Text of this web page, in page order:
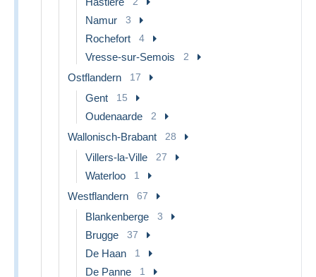
Namur 3
Rochefort 4
Vresse-sur-Semois 2
Ostflandern 17
Gent 15
Oudenaarde 2
Wallonisch-Brabant 28
Villers-la-Ville 27
Waterloo 1
Westflandern 67
Blankenberge 3
Brugge 37
De Haan 1
De Panne 1